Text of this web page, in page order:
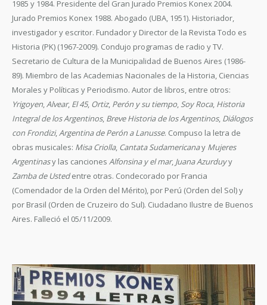
1985 y 1984. Presidente del Gran Jurado Premios Konex 2004.
Jurado Premios Konex 1988. Abogado (UBA, 1951). Historiador,
investigador y escritor. Fundador y Director de la Revista Todo es
Historia (PK) (1967-2009). Condujo programas de radio y TV.
Secretario de Cultura de la Municipalidad de Buenos Aires (1986-
89). Miembro de las Academias Nacionales de la Historia, Ciencias
Morales y Políticas y Periodismo. Autor de libros, entre otros:
Yrigoyen,Alvear, El 45, Ortiz, Perón y su tiempo, Soy Roca, Historia
Integral de los Argentinos, Breve Historia de los Argentinos, Diálogos
con Frondizi,Argentina de Perón a Lanusse. Compuso la letra de
obras musicales: Misa Criolla, Cantata Sudamericanay Mujeres
Argentinasy las canciones Alfonsina y el mar, Juana Azurduyy
Zamba de Ustedentre otras. Condecorado por Francia
(Comendador de la Orden del Mérito), por Perú (Orden del Sol) y
por Brasil (Orden de Cruzeiro do Sul). Ciudadano Ilustre de Buenos
Aires. Falleció el 05/11/2009.